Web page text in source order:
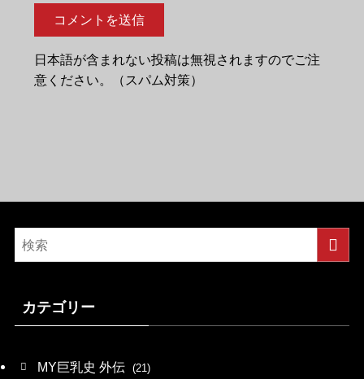
日本語が含まれない投稿は無視されますのでご注
意ください。（スパム対策）
カテゴリー
MY巨乳史 外伝 (21)